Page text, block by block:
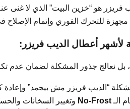
فريزر هو “خزين البيت” الذي لا غنى
للتحرك الفوري وإتمام الإصلاح
أعطال الديب فريزر:
بل نعالج جذور المشكلة لضمان عدم
“الديب فريزر مش بيجمد” وإعادة
الـ No-Frost وتغيير السخانات